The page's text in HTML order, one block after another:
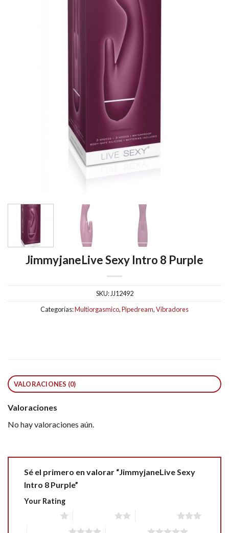
JimmyjaneLive Sexy Intro 8 Purple
SKU: JJ12492
Categorías:Multiorgasmico,Pipedream,Vibradores
VALORACIONES (0)
Valoraciones
No hay valoraciones aún.
Sé el primero en valorar “JimmyjaneLive Sexy
Intro 8 Purple”
Your Rating